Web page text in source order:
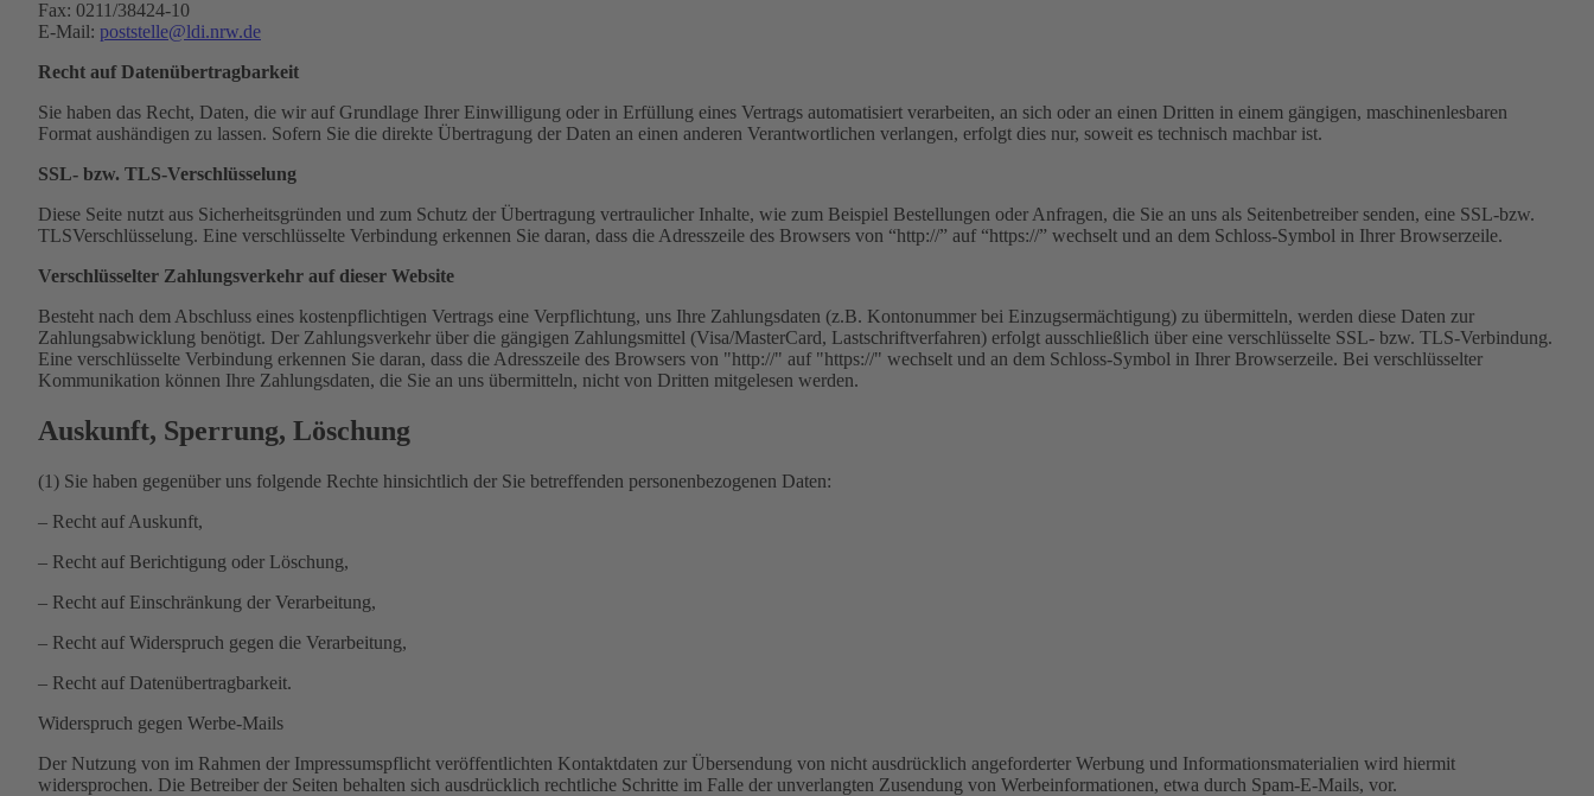
Fax: 0211/38424-10
E-Mail: poststelle@ldi.nrw.de
Recht auf Datenübertragbarkeit
Sie haben das Recht, Daten, die wir auf Grundlage Ihrer Einwilligung oder in Erfüllung eines Vertrags automatisiert verarbeiten, an sich oder an einen Dritten in einem gängigen, maschinenlesbaren
Format aushändigen zu lassen. Sofern Sie die direkte Übertragung der Daten an einen anderen Verantwortlichen verlangen, erfolgt dies nur, soweit es technisch machbar ist.
SSL- bzw. TLS-Verschlüsselung
Diese Seite nutzt aus Sicherheitsgründen und zum Schutz der Übertragung vertraulicher Inhalte, wie zum Beispiel Bestellungen oder Anfragen, die Sie an uns als Seitenbetreiber senden, eine SSL-bzw.
TLSVerschlüsselung. Eine verschlüsselte Verbindung erkennen Sie daran, dass die Adresszeile des Browsers von “http://” auf “https://” wechselt und an dem Schloss-Symbol in Ihrer Browserzeile.
Verschlüsselter Zahlungsverkehr auf dieser Website
Besteht nach dem Abschluss eines kostenpflichtigen Vertrags eine Verpflichtung, uns Ihre Zahlungsdaten (z.B. Kontonummer bei Einzugsermächtigung) zu übermitteln, werden diese Daten zur
Zahlungsabwicklung benötigt. Der Zahlungsverkehr über die gängigen Zahlungsmittel (Visa/MasterCard, Lastschriftverfahren) erfolgt ausschließlich über eine verschlüsselte SSL- bzw. TLS-Verbindung.
Eine verschlüsselte Verbindung erkennen Sie daran, dass die Adresszeile des Browsers von "http://" auf "https://" wechselt und an dem Schloss-Symbol in Ihrer Browserzeile. Bei verschlüsselter
Kommunikation können Ihre Zahlungsdaten, die Sie an uns übermitteln, nicht von Dritten mitgelesen werden.
Auskunft, Sperrung, Löschung
(1) Sie haben gegenüber uns folgende Rechte hinsichtlich der Sie betreffenden personenbezogenen Daten:
– Recht auf Auskunft,
– Recht auf Berichtigung oder Löschung,
– Recht auf Einschränkung der Verarbeitung,
– Recht auf Widerspruch gegen die Verarbeitung,
– Recht auf Datenübertragbarkeit.
Widerspruch gegen Werbe-Mails
Der Nutzung von im Rahmen der Impressumspflicht veröffentlichten Kontaktdaten zur Übersendung von nicht ausdrücklich angeforderter Werbung und Informationsmaterialien wird hiermit
widersprochen. Die Betreiber der Seiten behalten sich ausdrücklich rechtliche Schritte im Falle der unverlangten Zusendung von Werbeinformationen, etwa durch Spam-E-Mails, vor.